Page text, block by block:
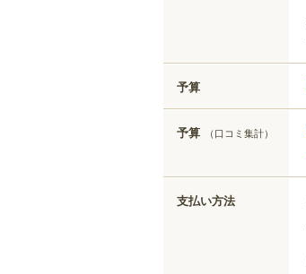
予算
予算 （口コミ集計）
支払い方法